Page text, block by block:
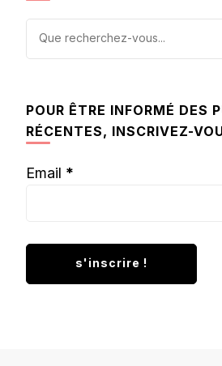
Vous
POUR ÊTRE INFORMÉ DES
RÉCENTES, INSCRIVEZ-
Email *